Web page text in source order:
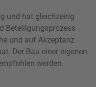
und hat gleichzeitig
Beteiligungsprozess
und auf Akzeptanz
Der Bau einer eigenen
werden.